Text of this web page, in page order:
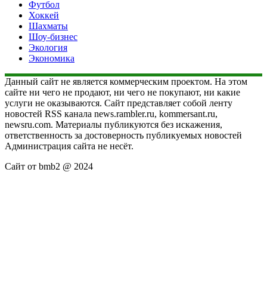
Футбол
Хоккей
Шахматы
Шоу-бизнес
Экология
Экономика
Данный сайт не является коммерческим проектом. На этом
сайте ни чего не продают, ни чего не покупают, ни какие
услуги не оказываются. Сайт представляет собой ленту
новостей RSS канала news.rambler.ru, kommersant.ru,
newsru.com. Материалы публикуются без искажения,
ответственность за достоверность публикуемых новостей
Администрация сайта не несёт.
Сайт от bmb2 @ 2024